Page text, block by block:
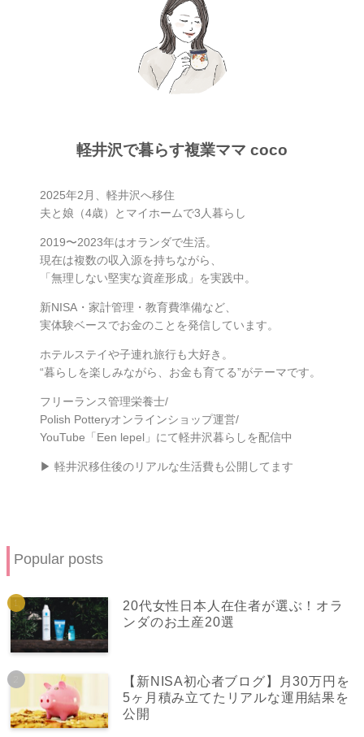
軽井沢で暮らす複業ママ coco
2025年2月、軽井沢へ移住
夫と娘（4歳）とマイホームで3人暮らし
2019〜2023年はオランダで生活。
現在は複数の収入源を持ちながら、
「無理しない堅実な資産形成」を実践中。
新NISA・家計管理・教育費準備など、
実体験ベースでお金のことを発信しています。
ホテルステイや子連れ旅行も大好き。
“暮らしを楽しみながら、お金も育てる”がテーマです。
フリーランス管理栄養士/
Polish Potteryオンラインショップ運営/
YouTube「Een lepel」にて軽井沢暮らしを配信中
▶ 軽井沢移住後のリアルな生活費も公開してます
Popular posts
20代女性日本人在住者が選ぶ！オラ
ンダのお土産20選
【新NISA初心者ブログ】月30万円を
5ヶ月積み立てたリアルな運用結果を
公開